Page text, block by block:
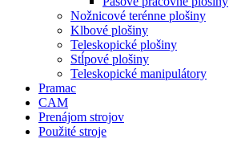
Nožnicové terénne plošiny
Klbové plošiny
Teleskopické plošiny
Stĺpové plošiny
Teleskopické manipulátory
Pramac
CAM
Prenájom strojov
Použité stroje